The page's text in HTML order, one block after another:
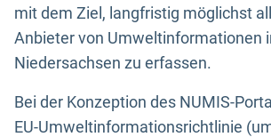
mit dem Ziel, langfristig möglichst
Anbieter von Umweltinformationen
Niedersachsen zu erfassen.
Bei der Konzeption des NUMIS-
EU-Umweltinformationsrichtlinie